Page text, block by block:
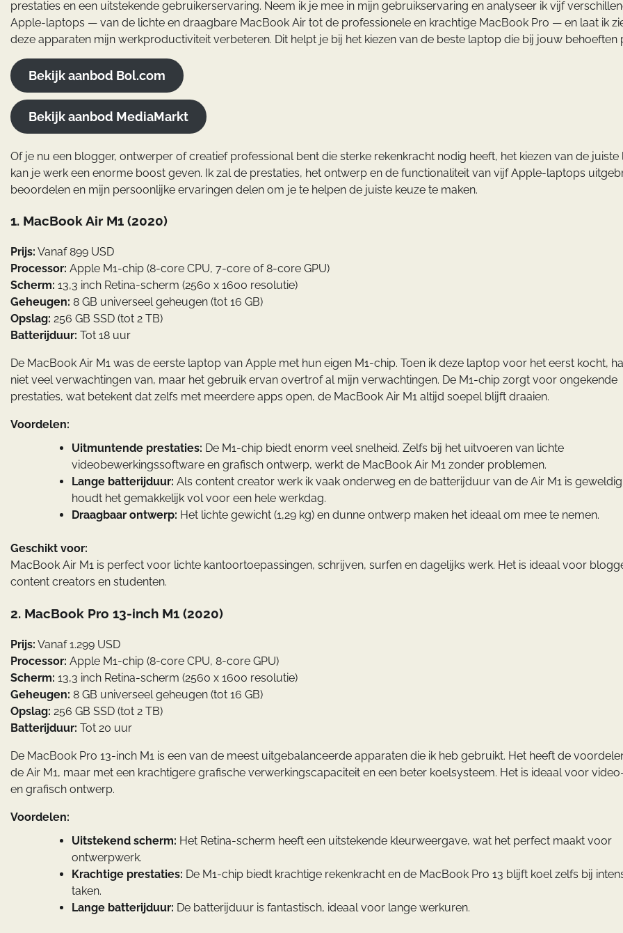
prestaties en een uitstekende gebruikerservaring. Neem ik je mee in mijn gebruikservaring en analyseer ik vijf
Apple-laptops — van de lichte en draagbare MacBook Air tot de professionele en krachtige MacBook Pro — en laat ik
deze apparaten mijn werkproductiviteit verbeteren. Dit helpt je bij het kiezen van de beste laptop die bij jouw behoeften
Bekijk aanbod Bol.com
Bekijk aanbod MediaMarkt
Of je nu een blogger, ontwerper of creatief professional bent die sterke rekenkracht nodig heeft, het kiezen van de
kan je werk een enorme boost geven. Ik zal de prestaties, het ontwerp en de functionaliteit van vijf Apple-laptops
beoordelen en mijn persoonlijke ervaringen delen om je te helpen de juiste keuze te maken.
1. MacBook Air M1 (2020)
Prijs: Vanaf 899 USD
Processor: Apple M1-chip (8-core CPU, 7-core of 8-core GPU)
Scherm: 13,3 inch Retina-scherm (2560 x 1600 resolutie)
Geheugen: 8 GB universeel geheugen (tot 16 GB)
Opslag: 256 GB SSD (tot 2 TB)
Batterijduur: Tot 18 uur
De MacBook Air M1 was de eerste laptop van Apple met hun eigen M1-chip. Toen ik deze laptop voor het eerst kocht,
niet veel verwachtingen van, maar het gebruik ervan overtrof al mijn verwachtingen. De M1-chip zorgt voor ongekende
prestaties, wat betekent dat zelfs met meerdere apps open, de MacBook Air M1 altijd soepel blijft draaien.
Voordelen:
Uitmuntende prestaties: De M1-chip biedt enorm veel snelheid. Zelfs bij het uitvoeren van lichte
videobewerkingssoftware en grafisch ontwerp, werkt de MacBook Air M1 zonder problemen.
Lange batterijduur: Als content creator werk ik vaak onderweg en de batterijduur van de Air M1 is
houdt het gemakkelijk vol voor een hele werkdag.
Draagbaar ontwerp: Het lichte gewicht (1,29 kg) en dunne ontwerp maken het ideaal om mee te nemen.
Geschikt voor:
MacBook Air M1 is perfect voor lichte kantoortoepassingen, schrijven, surfen en dagelijks werk. Het is ideaal voor
content creators en studenten.
2. MacBook Pro 13-inch M1 (2020)
Prijs: Vanaf 1.299 USD
Processor: Apple M1-chip (8-core CPU, 8-core GPU)
Scherm: 13,3 inch Retina-scherm (2560 x 1600 resolutie)
Geheugen: 8 GB universeel geheugen (tot 16 GB)
Opslag: 256 GB SSD (tot 2 TB)
Batterijduur: Tot 20 uur
De MacBook Pro 13-inch M1 is een van de meest uitgebalanceerde apparaten die ik heb gebruikt. Het heeft de
de Air M1, maar met een krachtigere grafische verwerkingscapaciteit en een beter koelsysteem. Het is ideaal voor
en grafisch ontwerp.
Voordelen:
Uitstekend scherm: Het Retina-scherm heeft een uitstekende kleurweergave, wat het perfect maakt voor
ontwerpwerk.
Krachtige prestaties: De M1-chip biedt krachtige rekenkracht en de MacBook Pro 13 blijft koel zelfs bij
taken.
Lange batterijduur: De batterijduur is fantastisch, ideaal voor lange werkuren.